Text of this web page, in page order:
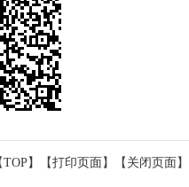
TOP】 【打印页面 】【 关闭页面 】